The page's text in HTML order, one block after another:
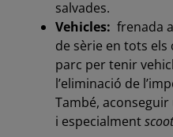
salvades.
Vehicles: frenada
de sèrie en tots els
parc per tenir
l’eliminació de
També,
i especialment